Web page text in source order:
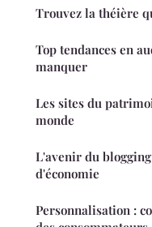
Trouvez la théière
Top tendances en
manquer
Les sites du
monde
L'avenir du
d'économie
Personnalisation :